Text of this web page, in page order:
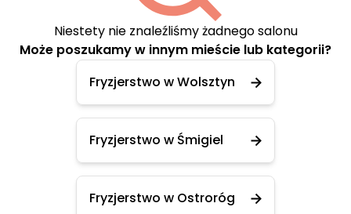
Niestety nie znaleźliśmy żadnego salonu
Może poszukamy w innym mieście lub kategorii?
Fryzjerstwo w Wolsztyn
Fryzjerstwo w Śmigiel
Fryzjerstwo w Ostroróg